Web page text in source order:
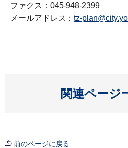
ファクス：045-948-2399
メールアドレス： tz-
関連ページ
開
前のページに戻る